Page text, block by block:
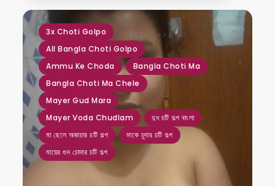
3x Choti Golpo ,
All Bangla Choti Golpo
,
Ammu Ke Choda
,
Bangla Choti Ma
,
Bangla Choti Ma Chele
,
Mayer Gud Mara
,
Mayer Voda Chudlam
,
দুধ চটি গল্প বাংলা
,
মা ছেলে অজাচার চটি গল্প
,
মাকে চুদার চটি গল্প
,
মায়ের গুদ চোদার চটি গল্প